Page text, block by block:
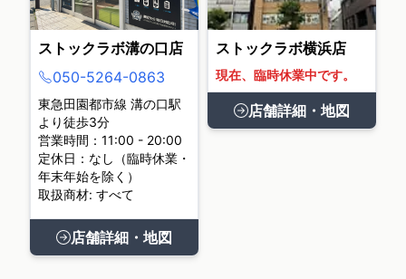
ストックラボ溝の口店
050-5264-0863
東急田園都市線 溝の口駅
より徒歩3分
営業時間：11:00 - 20:00
定休日：なし（臨時休業・
年末年始を除く）
取扱商材: すべて
店舗詳細・地図
ストックラボ横浜店
現在、臨時休業中です。
店舗詳細・地図